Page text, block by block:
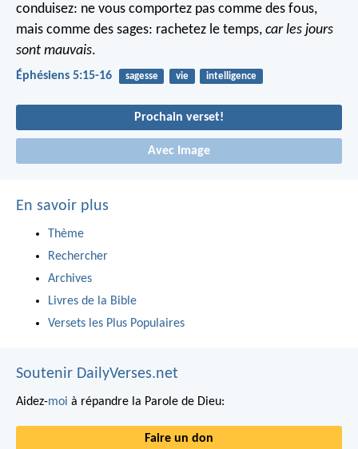
conduisez: ne vous comportez pas comme des fous,
mais comme des sages: rachetez le temps, car les jours
sont mauvais.
Éphésiens 5:15-16 sagesse vie intelligence
Prochain verset!
Avec Image
En savoir plus
Thème
Rechercher
Archives
Livres de la Bible
Versets les Plus Populaires
Soutenir DailyVerses.net
Aidez-moi à répandre la Parole de Dieu:
Faire un don